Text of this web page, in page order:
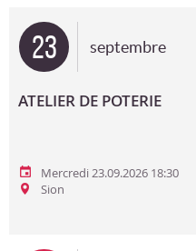
23 septembre
ATELIER DE POTERIE
Mercredi 23.09.2026 18:30
Sion